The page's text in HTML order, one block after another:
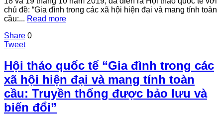
chủ đề: “Gia đình trong các xã hội hiện đại và mang tính toàn
cầu:... Read more
Share 0
Tweet
Hội thảo quốc tế “Gia đình trong các
xã hội hiện đại và mang tính toàn
cầu: Truyền thống được bảo lưu và
biến đổi”